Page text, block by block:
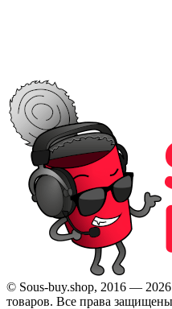
© Sous-buy.shop, 2016 —
товаров. Все права